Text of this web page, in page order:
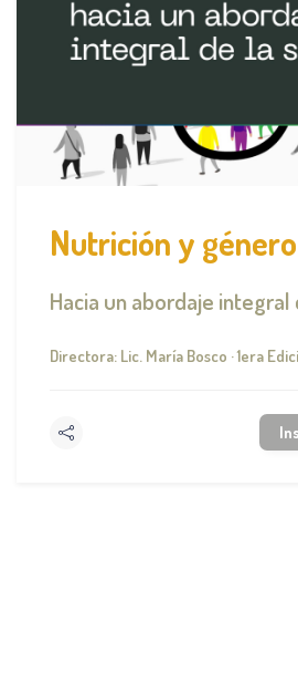
Nutrición y género
Hacia un abordaje integral
Directora: Lic. María Bosco · 1era